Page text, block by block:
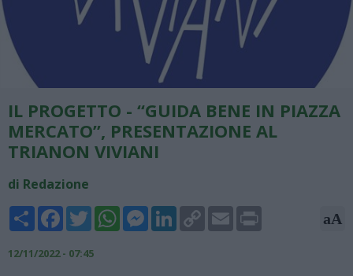
IL PROGETTO - “GUIDA BENE IN PIAZZA
MERCATO”, PRESENTAZIONE AL
TRIANON VIVIANI
di Redazione
Share FacebookTwitterWhatsAppMessengerLinkedInCopy
Link
Email aA
12/11/2022 - 07:45